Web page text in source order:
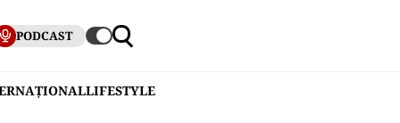
PODCAST
LIFESTYLE